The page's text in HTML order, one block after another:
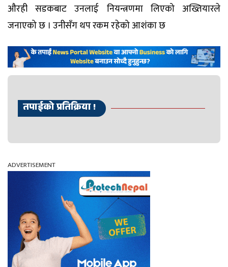
औरही सडकबाट उनलाई नियन्त्रणमा लिएको अख्तियारले
जनाएको छ । उनीसँग थप रकम रहेको आशंका छ
तपाईको प्रतिक्रिया !
ADVERTISEMENT